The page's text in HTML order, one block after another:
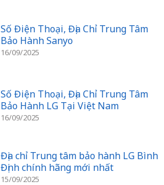
Số Điện Thoại, Địa Chỉ Trung Tâm
Bảo Hành Sanyo
16/09/2025
Số Điện Thoại, Địa Chỉ Trung Tâm
Bảo Hành LG Tại Việt Nam
16/09/2025
Địa chỉ Trung tâm bảo hành LG Bình
Định chính hãng mới nhất
15/09/2025